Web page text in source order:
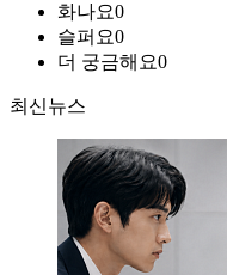
화나요0
슬퍼요0
더 궁금해요0
최신뉴스